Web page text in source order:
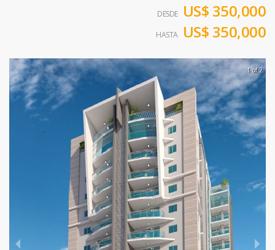
DESDE US$ 350,000
HASTA US$ 350,000
1 of 2